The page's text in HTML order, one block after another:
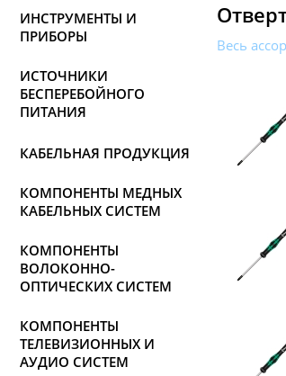
ИНСТРУМЕНТЫ И
ПРИБОРЫ
ИСТОЧНИКИ
БЕСПЕРЕБОЙНОГО
ПИТАНИЯ
КАБЕЛЬНАЯ ПРОДУКЦИЯ
КОМПОНЕНТЫ МЕДНЫХ
КАБЕЛЬНЫХ СИСТЕМ
КОМПОНЕНТЫ
ВОЛОКОННО-
ОПТИЧЕСКИХ СИСТЕМ
КОМПОНЕНТЫ
ТЕЛЕВИЗИОННЫХ И
АУДИО СИСТЕМ
Весь